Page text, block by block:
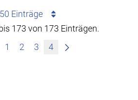
50 Einträge
173 von 173 Einträgen.
1
2 3 4